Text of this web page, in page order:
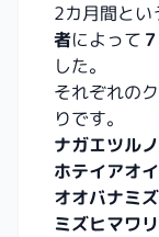
2カ月間とい
者によって
した。
それぞれの
りです。
ナガエツル
ホテイアオ
オオバナミ
ミズヒマワ